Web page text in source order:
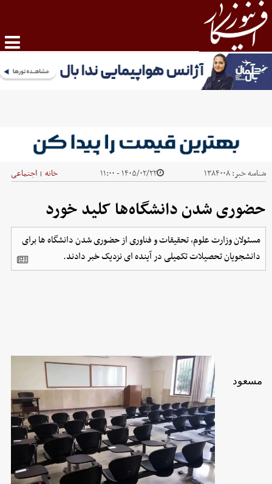
شناسه خبر:۱۳۸۴۰۰۸ ۱۴۰۵/۰۲/۲۲ - ۱۱:۰۰ خانه | اجتماعی
حضوری شدن دانشگاه‌ها کلید خورد
مسئولان وزارت علوم، تحقیقات و فناوری از حضوری شدن دانشگاه ها برای
دانشجویان تحصیلات تکمیلی در آینده ای نزدیک خبر دادند.
مسعود